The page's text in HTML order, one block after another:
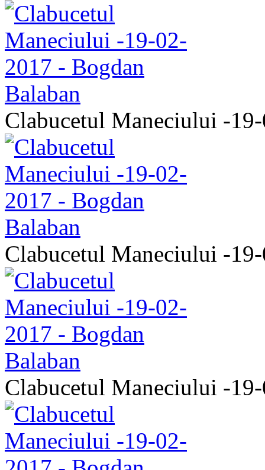
Clabucetul Maneciului -
Clabucetul Maneciului -
Clabucetul Maneciului -